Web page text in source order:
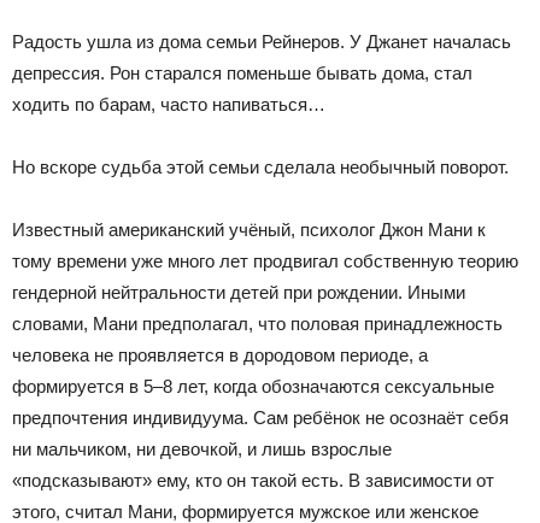
Радость ушла из дома семьи Рейнеров. У Джанет началась
депрессия. Рон старался поменьше бывать дома, стал
ходить по барам, часто напиваться…
Но вскоре судьба этой семьи сделала необычный поворот.
Известный американский учёный, психолог Джон Мани к
тому времени уже много лет продвигал собственную теорию
гендерной нейтральности детей при рождении. Иными
словами, Мани предполагал, что половая принадлежность
человека не проявляется в дородовом периоде, а
формируется в 5–8 лет, когда обозначаются сексуальные
предпочтения индивидуума. Сам ребёнок не осознаёт себя
ни мальчиком, ни девочкой, и лишь взрослые
«подсказывают» ему, кто он такой есть. В зависимости от
этого, считал Мани, формируется мужское или женское